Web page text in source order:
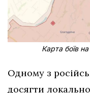
Карта боїв
Одному з
досягти